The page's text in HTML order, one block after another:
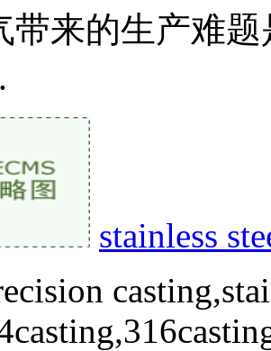
带来的生产难
stainless